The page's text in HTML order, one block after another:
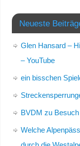
Neueste
Glen Hansard –
– YouTube
ein bisschen
BVDM zu
Welche